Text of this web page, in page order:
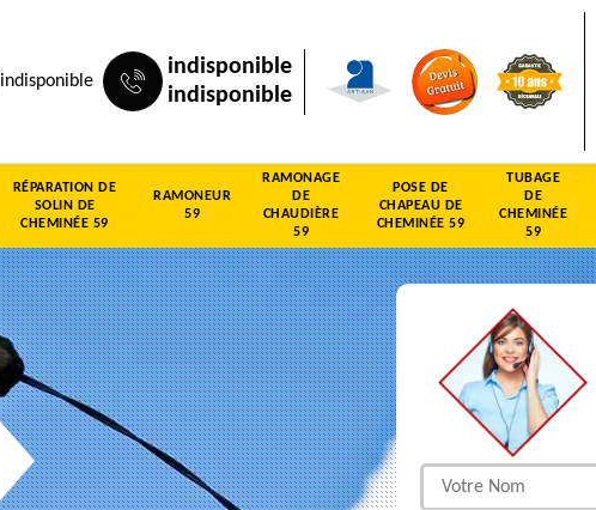
indisponible
indisponible
indisponible
RÉPARATION DE
SOLIN DE
CHEMINÉE 59
RAMONEUR
59
RAMONAGE
DE
CHAUDIÈRE
59
POSE DE
CHAPEAU DE
CHEMINÉE 59
TUBAGE
DE
CHEMINÉE
59